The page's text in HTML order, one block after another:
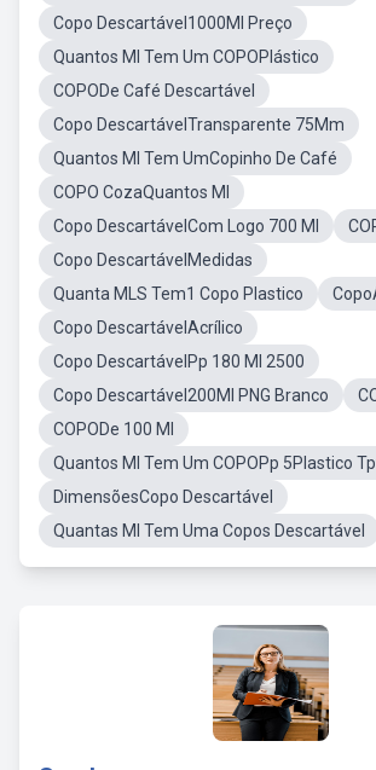
Copo Descartável1000Ml Preço
Quantos Ml Tem Um COPOPlástico
COPODe Café Descartável
Copo DescartávelTransparente 75Mm
Quantos Ml Tem UmCopinho De Café
COPO CozaQuantos Ml
Copo DescartávelCom Logo 700 Ml
Copo DescartávelMedidas
Quanta MLS Tem1 Copo Plastico
Copo DescartávelAcrílico
Copo DescartávelPp 180 Ml 2500
Copo Descartável200Ml PNG Branco
COPODe 100 Ml
Quantos Ml Tem Um COPOPp 5Plastico
DimensõesCopo Descartável
Quantas Ml Tem Uma Copos Descartável